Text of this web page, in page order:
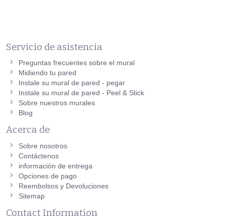
Servicio de asistencia
Preguntas frecuentes sobre el mural
Midiendo tu pared
Instale su mural de pared - pegar
Instale su mural de pared - Peel & Stick
Sobre nuestros murales
Blog
Acerca de
Sobre nosotros
Contáctenos
información de entrega
Opciones de pago
Reembolsos y Devoluciones
Sitemap
Contact Information